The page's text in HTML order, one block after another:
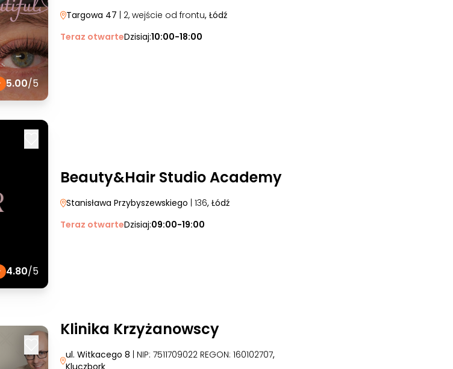
5.00/5
Targowa 47 | 2, wejście od frontu, Łódź
Teraz otwarteDzisiaj:10:00-18:00
4.80/5
Beauty&Hair Studio Academy
Stanisława Przybyszewskiego | 136, Łódź
Teraz otwarteDzisiaj:09:00-19:00
Klinika Krzyżanowscy
ul. Witkacego 8 | NIP: 7511709022 REGON: 160102707,
Kluczbork